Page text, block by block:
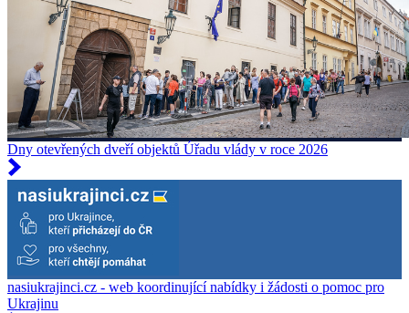
Dny otevřených dveří objektů Úřadu vlády v roce 2026
nasiukrajinci.cz - web koordinující nabídky i žádosti o pomoc pro
Ukrajinu